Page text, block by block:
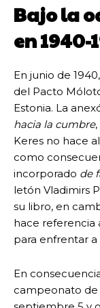
Bajo la
en 1940-
En junio de
del Pacto
Estonia. La
hacia la cumbre
Keres no hace
como
incorporado de
letón Vladimirs
su libro, en
hace referencia
para enfrentar a
En
campeonato de